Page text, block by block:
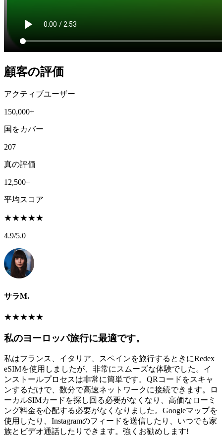
顧客の評価
アクティブユーザー
150,000+
国をカバー
207
真の評価
12,500+
平均スコア
★★★★★
4.9/5.0
サラM.
★★★★★
私のヨーロッパ旅行に最適です。
私はフランス、イタリア、スペインを旅行するときにRedex
eSIMを使用しましたが、非常にスムーズな体験でした。イ
ンストールプロセスは非常に簡単です。QRコードをスキャ
ンするだけで、数分で高速ネットワークに接続できます。ロ
ーカルSIMカードを探し回る必要がなくなり、高価なローミ
ング料金を心配する必要がなくなりました。Googleマップを
使用したり、Instagramのフィードを送信したり、いつでも家
族とビデオ通話したりできます。強くお勧めします!